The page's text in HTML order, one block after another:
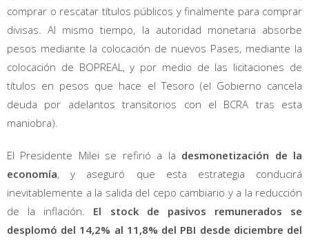
comprar o rescatar títulos públicos y finalmente para comprar
divisas. Al mismo tiempo, la autoridad monetaria absorbe
pesos mediante la colocación de nuevos Pases, mediante la
colocación de BOPREAL, y por medio de las licitaciones de
títulos en pesos que hace el Tesoro (el Gobierno cancela
deuda por adelantos transitorios con el BCRA tras esta
maniobra).
El Presidente Milei se refirió a la desmonetización de la
economía, y aseguró que esta estrategia conducirá
inevitablemente a la salida del cepo cambiario y a la reducción
de la inflación. El stock de pasivos remunerados se
desplomó del 14,2% al 11,8% del PBI desde diciembre del